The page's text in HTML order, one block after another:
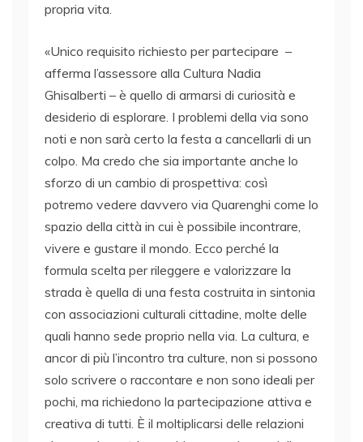
propria vita.
«Unico requisito richiesto per partecipare –
afferma l’assessore alla Cultura Nadia
Ghisalberti – è quello di armarsi di curiosità e
desiderio di esplorare. I problemi della via sono
noti e non sarà certo la festa a cancellarli di un
colpo. Ma credo che sia importante anche lo
sforzo di un cambio di prospettiva: così
potremo vedere davvero via Quarenghi come lo
spazio della città in cui è possibile incontrare,
vivere e gustare il mondo. Ecco perché la
formula scelta per rileggere e valorizzare la
strada è quella di una festa costruita in sintonia
con associazioni culturali cittadine, molte delle
quali hanno sede proprio nella via. La cultura, e
ancor di più l’incontro tra culture, non si possono
solo scrivere o raccontare e non sono ideali per
pochi, ma richiedono la partecipazione attiva e
creativa di tutti. È il moltiplicarsi delle relazioni